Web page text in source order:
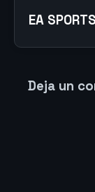
EA
Deja un